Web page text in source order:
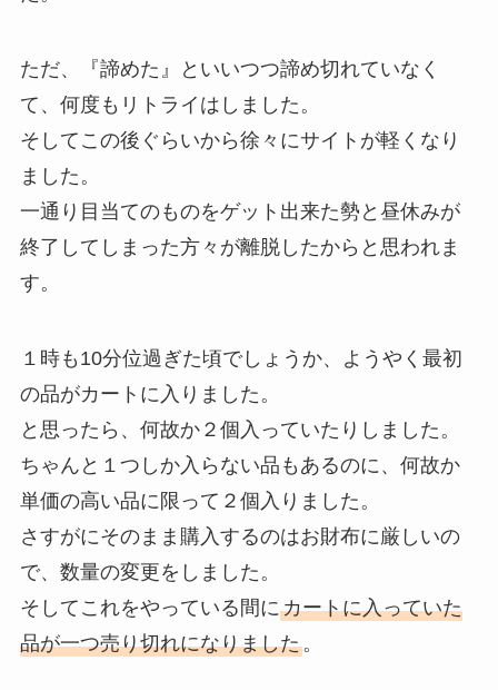
ただ、『諦めた』といいつつ諦め切れていなく
て、何度もリトライはしました。
そしてこの後ぐらいから徐々にサイトが軽くなり
ました。
一通り目当てのものをゲット出来た勢と昼休みが
終了してしまった方々が離脱したからと思われま
す。
１時も10分位過ぎた頃でしょうか、ようやく最初
の品がカートに入りました。
と思ったら、何故か２個入っていたりしました。
ちゃんと１つしか入らない品もあるのに、何故か
単価の高い品に限って２個入りました。
さすがにそのまま購入するのはお財布に厳しいの
で、数量の変更をしました。
そしてこれをやっている間にカートに入っていた
品が一つ売り切れになりました。